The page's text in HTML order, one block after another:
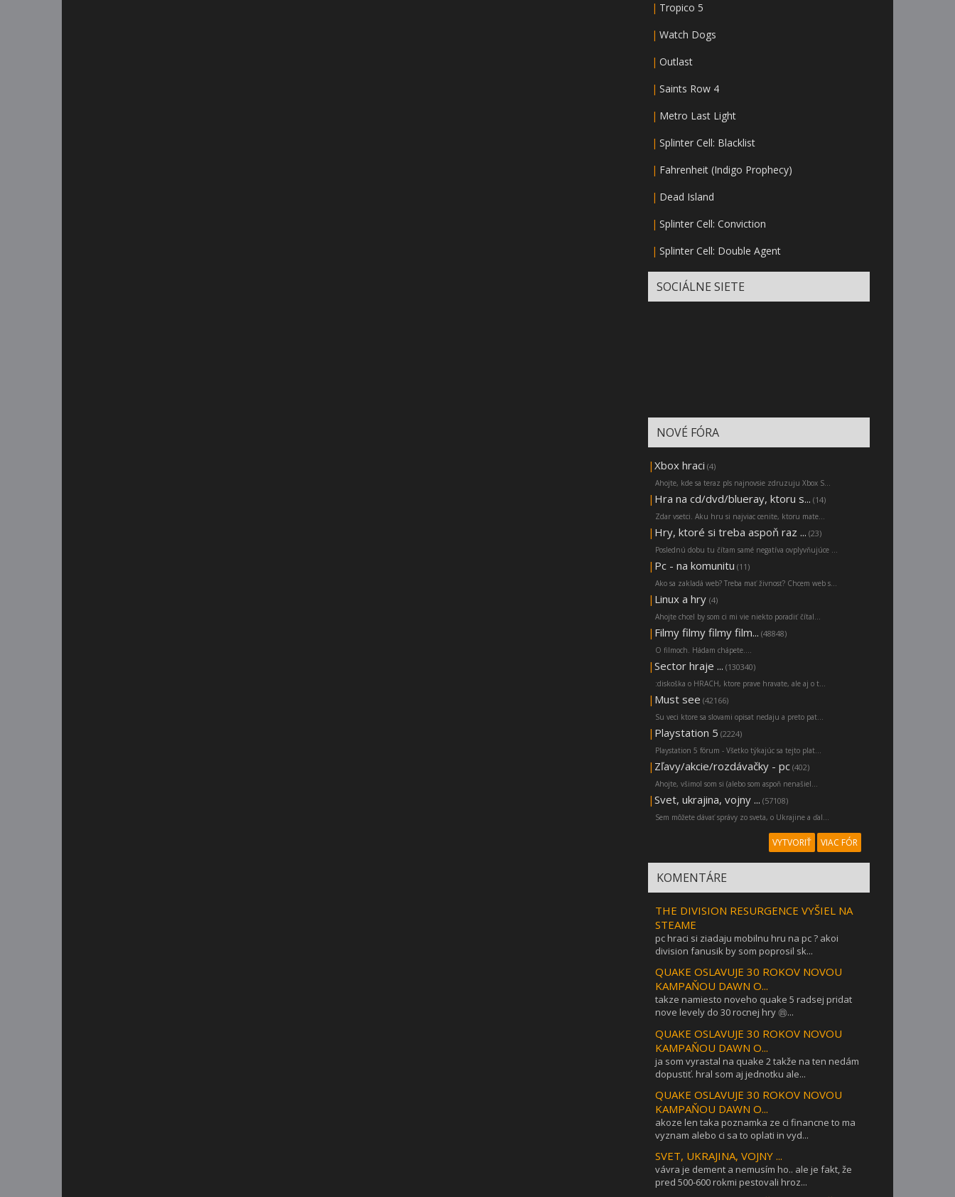
| Tropico 5
| Watch Dogs
| Outlast
| Saints Row 4
| Metro Last Light
| Splinter Cell: Blacklist
| Fahrenheit (Indigo Prophecy)
| Dead Island
| Splinter Cell: Conviction
| Splinter Cell: Double Agent
SOCIÁLNE SIETE
NOVÉ FÓRA
| Xbox hraci (4)
Ahojte, kde sa teraz pls najnovsie zdruzuju Xbox S...
| Hra na cd/dvd/blueray, ktoru s... (14)
Zdar vsetci. Aku hru si najviac cenite, ktoru mate...
| Hry, ktoré si treba aspoň raz ... (23)
Poslednú dobu tu čítam samé negatíva ovplyvňujúce ...
| Pc - na komunitu (11)
Ako sa zakladá web? Treba mať živnosť? Chcem web s...
| Linux a hry (4)
Ahojte chcel by som ci mi vie niekto poradiť čítal...
| Filmy filmy filmy film... (48848)
O filmoch. Hádam chápete....
| Sector hraje ... (130340)
:diskoška o HRACH, ktore prave hravate, ale aj o t...
| Must see (42166)
Su veci ktore sa slovami opisat nedaju a preto pat...
| Playstation 5 (2224)
Playstation 5 fórum - Všetko týkajúc sa tejto plat...
| Zľavy/akcie/rozdávačky - pc (402)
Ahojte, všimol som si (alebo som aspoň nenašiel...
| Svet, ukrajina, vojny ... (57108)
Sem môžete dávať správy zo sveta, o Ukrajine a ďal...
VYTVORIŤ VIAC FÓR
KOMENTÁRE
THE DIVISION RESURGENCE VYŠIEL NA
STEAME
pc hraci si ziadaju mobilnu hru na pc ? akoi
division fanusik by som poprosil sk...
QUAKE OSLAVUJE 30 ROKOV NOVOU
KAMPAŇOU DAWN O...
takze namiesto noveho quake 5 radsej pridat
nove levely do 30 rocnej hry ㊃...
QUAKE OSLAVUJE 30 ROKOV NOVOU
KAMPAŇOU DAWN O...
ja som vyrastal na quake 2 takže na ten nedám
dopustiť. hral som aj jednotku ale...
QUAKE OSLAVUJE 30 ROKOV NOVOU
KAMPAŇOU DAWN O...
akoze len taka poznamka ze ci financne to ma
vyznam alebo ci sa to oplati in vyd...
SVET, UKRAJINA, VOJNY ...
vávra je dement a nemusím ho.. ale je fakt, že
pred 500-600 rokmi pestovali hroz...